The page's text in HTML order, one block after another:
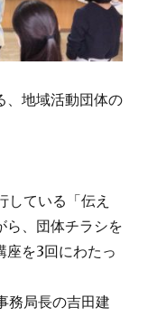
、地域活動団体の
している「伝え
ら、団体チラシを
座を3回にわたっ
務局長の吉田建